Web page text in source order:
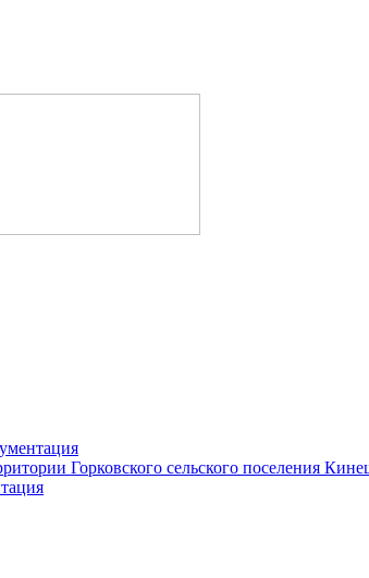
Горковского сельского поселения